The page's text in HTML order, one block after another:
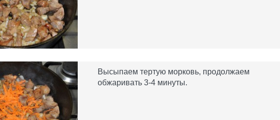
Высыпаем тертую морковь, продолжаем
обжаривать 3-4 минуты.